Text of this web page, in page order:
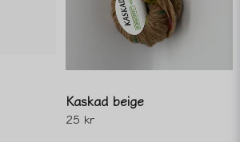
Kaskad beige
25 kr